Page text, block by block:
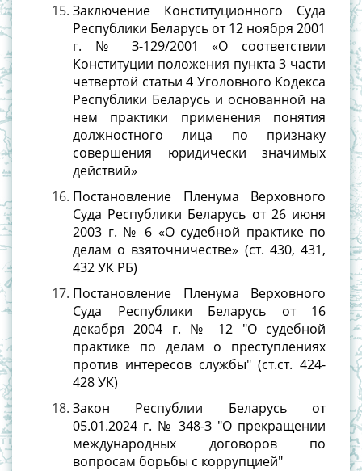
Заключение Конституционного Суда
Республики Беларусь от 12 ноября 2001
г. № З-129/2001 «О соответствии
Конституции положения пункта 3 части
четвертой статьи 4 Уголовного Кодекса
Республики Беларусь и основанной на
нем практики применения понятия
должностного лица по признаку
совершения юридически значимых
действий»
Постановление Пленума Верховного
Суда Республики Беларусь от 26 июня
2003 г. № 6 «О судебной практике по
делам о взяточничестве» (ст. 430, 431,
432 УК РБ)
Постановление Пленума Верховного
Суда Республики Беларусь от 16
декабря 2004 г. № 12 "О судебной
практике по делам о преступлениях
против интересов службы" (ст.ст. 424-
428 УК)
Закон Республии Беларусь от
05.01.2024 г. № 348-З "О прекращении
международных договоров по
вопросам борьбы с коррупцией"